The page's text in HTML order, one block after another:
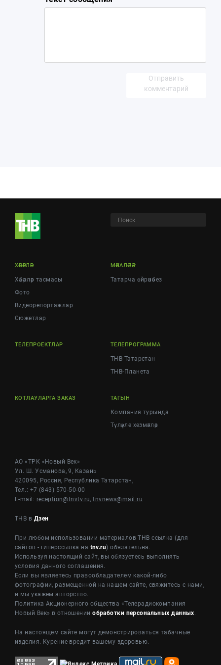
Отправить
комментарий
ХӘБӘРЛӘР
Хәбәрләр тасмасы
Фото
Видеорепортажлар
Cюжетлар
МӘКАЛӘЛӘР
Татарча өйрәнәбез
ТЕЛЕПРОЕКТЛАР ТЕЛЕПРОГРАММА
ТНВ-Татарстан
ТНВ-Планета
КОТЛАУЛАРГА ЗАКАЗ ТАГЫН
Компания турында
Түләүле хезмәтләр
АО «ТРК «Новый Век»
Ул. Ш. Усманова, 9, Казань
420095, Россия, Республика Татарстан,
Тел.: +7 (843) 570-50-00
E-mail: reception@tnvtv.ru,tnvnews@mail.ru
ТНВ в Дзен
При любом использовании материалов ТНВ ссылка (для
сайтов - гиперссылка на tnv.ru) обязательна.
Используя настоящий сайт, вы обязуетесь выполнять
условия данного соглашения.
Если вы являетесь правообладателем какой-либо
фотографии, размещенной на нашем сайте, свяжитесь с нами,
и мы укажем авторство.
Политика Акционерного общества «Телерадиокомпания
Новый Век» в отношенииобработки персональных данных.
На настоящем сайте могут демонстрироваться табачные
изделия. Курение вредит вашему здоровью.